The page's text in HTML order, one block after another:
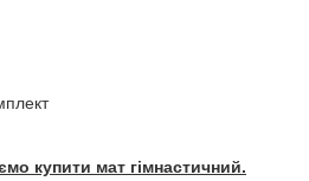
купити мат гімнастичний.